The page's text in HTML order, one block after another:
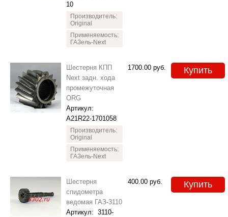
10
Производитель:
Original
Применяемость:
ГАЗель-Next
Шестерня КПП
Next задн. хода
промежуточная
ORG
Артикул:
A21R22-1701058
Производитель:
Original
Применяемость:
ГАЗель-Next
1700.00 руб. Купить
Шестерня
спидометра
ведомая ГАЗ-3110
Артикул: 3110-
400.00 руб. Купить